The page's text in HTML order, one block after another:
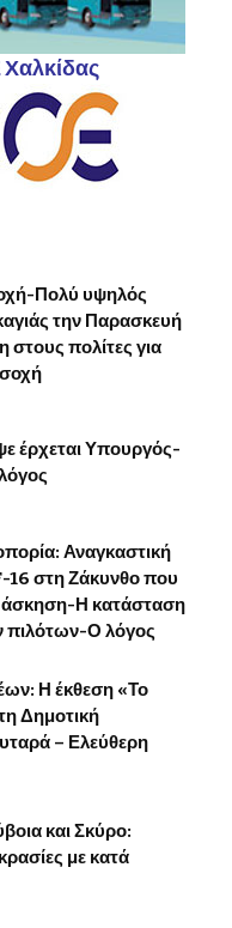
Πολύ υψηλός
την Παρασκευή
πολίτες για
έρχεται Υπουργός-
Αναγκαστική
16 στη Ζάκυνθο που
άσκηση-Η κατάσταση
πιλότων-Ο λόγος
Η έκθεση «Το
Δημοτική
– Ελεύθερη
και Σκύρο:
με κατά